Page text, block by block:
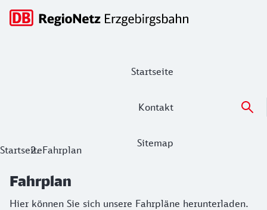
Startseite
Kontakt
Sitemap
Hauptnavigation
Fahrplan
StartseiteFahrplan
Fahrplan
Hier können Sie sich unsere Fahrpläne herunterladen.